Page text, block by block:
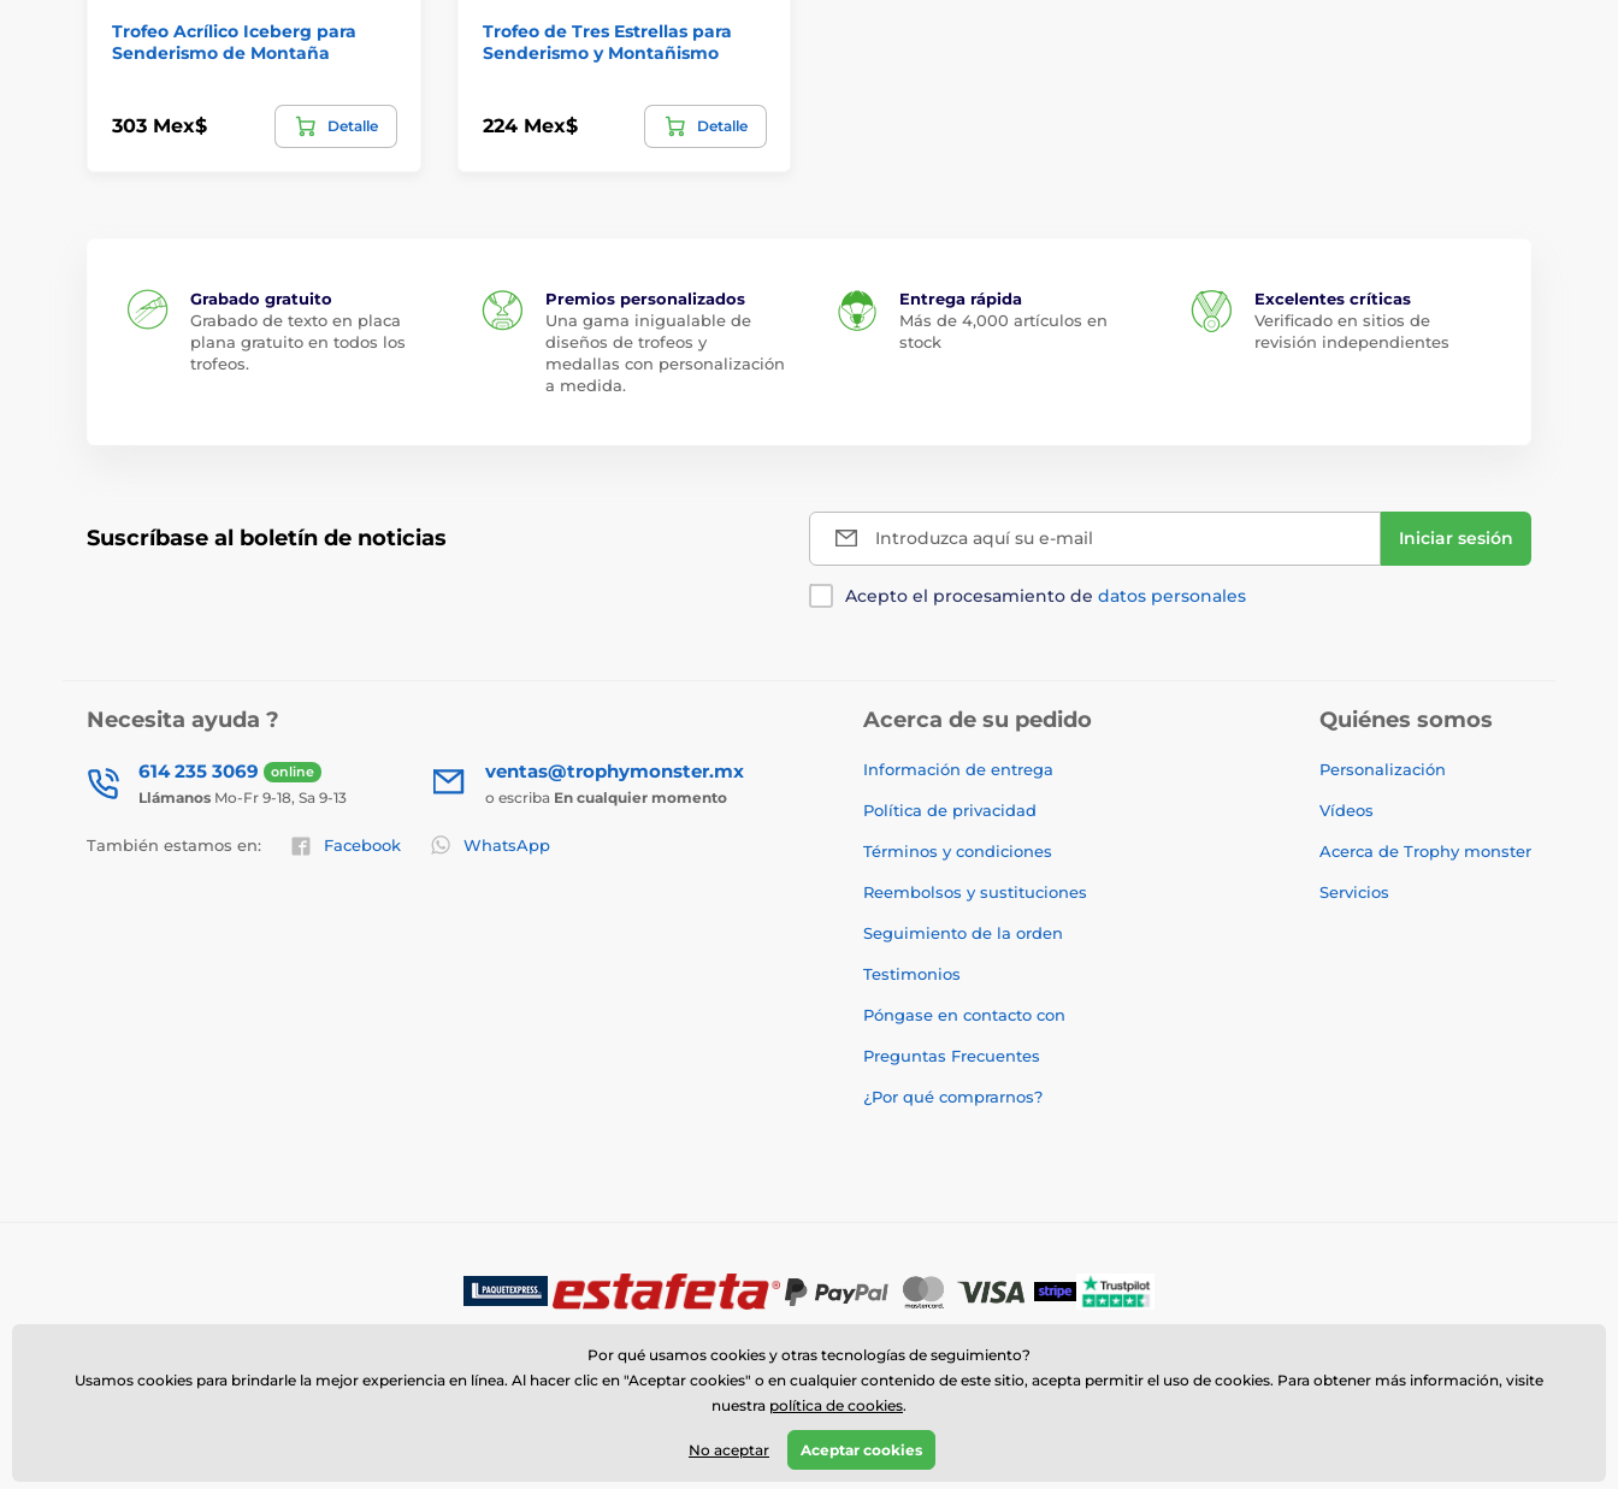
Trofeo Acrílico Iceberg para
Senderismo de Montaña
303 Mex$ Detalle
Trofeo de Tres Estrellas para
Senderismo y Montañismo
224 Mex$ Detalle
Grabado gratuito
Grabado de texto en placa
plana gratuito en todos los
trofeos.
Premios personalizados
Una gama inigualable de
diseños de trofeos y
medallas con personalización
a medida.
Entrega rápida
Más de 4,000 artículos en
stock
Excelentes críticas
Verificado en sitios de
revisión independientes
Suscríbase al boletín de noticias Introduzca aquí su e-mail Iniciar sesión
Acepto el procesamiento de datos personales
Necesita ayuda ?
614 235 3069 online
Llámanos Mo-Fr 9-18, Sa 9-13
ventas@trophymonster.mx
o escriba En cualquier momento
También estamos en: Facebook WhatsApp
Acerca de su pedido
Información de entrega
Política de privacidad
Términos y condiciones
Reembolsos y sustituciones
Seguimiento de la orden
Testimonios
Póngase en contacto con
Preguntas Frecuentes
¿Por qué comprarnos?
Quiénes somos
Personalización
Vídeos
Acerca de Trophy monster
Servicios
© 2026 www.trophymonster.mx ⦁ Tienda electrónica creada por
Por qué usamos cookies y otras tecnologías de seguimiento?
Usamos cookies para brindarle la mejor experiencia en línea. Al hacer clic en "Aceptar cookies" o en cualquier contenido de este sitio, acepta permitir el uso de cookies. Para obtener más información, visite
nuestra política de cookies.
No aceptar Aceptar cookies